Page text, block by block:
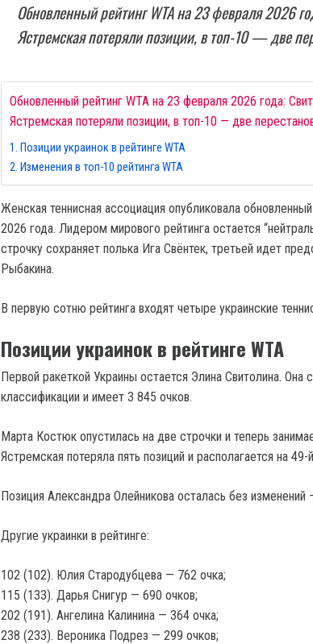
Обновленный рейтинг WTA на 23 февраля 2026
Ястремская потеряли позиции, в топ-10 — две
Обновленный рейтинг WTA на 23 февраля 2026 года:
Ястремская потеряли позиции, в топ-10 — две
Позиции украинок в рейтинге WTA
Изменения в топ-10 рейтинга WTA
Женская теннисная ассоциация опубликовала
2026 года. Лидером мирового рейтинга остается
строчку сохраняет полька Ига Свёнтек, третьей идет
Рыбакина.
В первую сотню рейтинга входят четыре украинские
Позиции украинок в рейтинге WTA
Первой ракеткой Украины остается Элина Свитолина.
классификации и имеет 3 845 очков.
Марта Костюк опустилась на две строчки и теперь
Ястремская потеряла пять позиций и располагается на
Позиция Александра Олейникова осталась без
Другие украинки в рейтинге:
102 (102). Юлия Стародубцева — 762 очка;
115 (133). Дарья Снигур — 690 очков;
202 (191). Ангелина Калинина — 364 очка;
238 (233). Вероника Подрез — 299 очков;